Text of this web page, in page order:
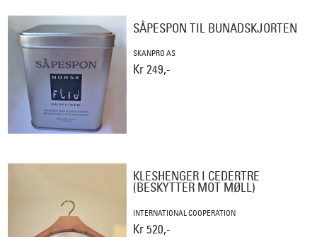
SÅPESPON TIL BUNADSKJORTEN
SKANPRO AS
Kr 249,-
KLESHENGER I CEDERTRE
(BESKYTTER MOT MØLL)
INTERNATIONAL COOPERATION
Kr 520,-